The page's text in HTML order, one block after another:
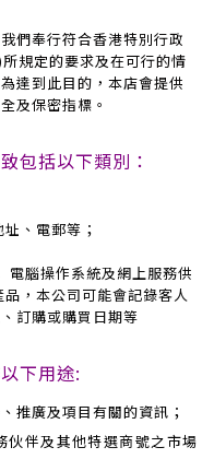
們奉行符合香港特別行政
規定的要求及在可行的情
達到此目的，本店會提供
及保密指標。
包括以下類別：
、電郵等；
電腦操作系統及網上服務供
，本公司可能會記錄客人
訂購或購買日期等
下用途:
推廣及項目有關的資訊；
伙伴及其他特選商號之市場